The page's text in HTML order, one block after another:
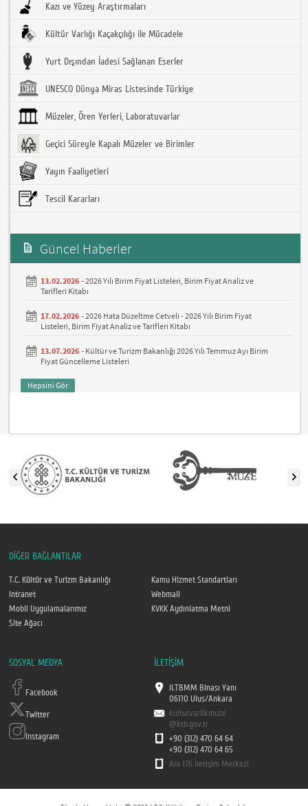
Kazı ve Yüzey Araştırmaları
Kültür Varlığı Kaçakçılığı ile Mücadele
Yurt Dışından İadesi Sağlanan Eserler
UNESCO Dünya Miras Listesinde Türkiye
Müzeler, Ören Yerleri, Laboratuvarlar
Geçici Süreyle Kapalı Müzeler ve Birimler
Yayın Faaliyetleri
Tescil Kararları
Güncel Haberler
13.02.2026 -2026 Yılı Birim Fiyat Listeleri, Birim Fiyat Analiz ve
Tarifleri Kitabı
17.02.2026 -2026 Hata Düzeltme Cetveli - 2026 Yılı Birim Fiyat
Listeleri, Birim Fiyat Analiz ve Tarifleri Kitabı
13.07.2026 - Kültür ve Turizm Bakanlığı 2026 Yılı Temmuz Ayı Birim
Fiyat Güncelleme Listeleri
Hepsini Gör
DİĞER BAĞLANTILAR
T.C. Kültür ve Turizm Bakanlığı
Kamu Hizmet Standartları
Intranet
Webmail
Mobil Uygulamalarımız
KVKK Aydınlatma Metni
Site Ağacı
SOSYAL MEDYA
Facebook
Twitter
Instagram
İLETİŞİM
II.TBMM Binası Yanı
06110 Ulus/Ankara
kulturvarlikmuze
@ktb.gov.tr
+90 (312) 470 64 64
+90 (312) 470 64 65
Alo 176 İletişim Merkezi